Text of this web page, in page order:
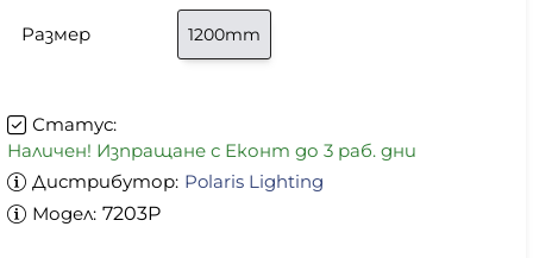
Статус:
Наличен! Изпращане с Еконт до 3 раб. дни
Дистрибутор: Polaris Lighting
Модел: 7203P
Размер 1200mm